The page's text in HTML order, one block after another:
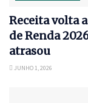
Receita volta
de Renda
atrasou
JUNHO 1, 2026